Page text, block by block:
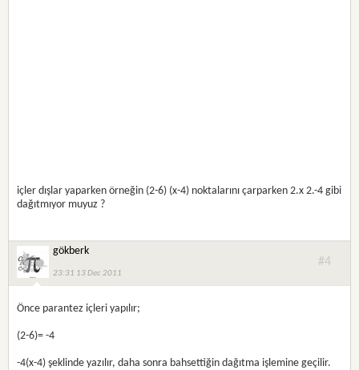
içler dışlar yaparken örneğin (2-6) (x-4) noktalarını çarparken 2.x 2.-4 gibi
dağıtmıyor muyuz ?
gökberk
23:31 13 Dec 2011
#4
Önce parantez içleri yapılır;
(2-6)= -4
-4(x-4) şeklinde yazılır, daha sonra bahsettiğin dağıtma işlemine geçilir.